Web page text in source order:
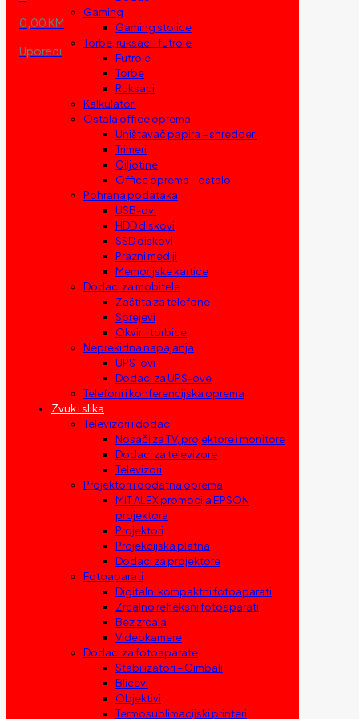
0,00 KM
Uporedi
Gaming
Gaming stolice
Torbe, ruksaci i futrole
Futrole
Torbe
Ruksaci
Kalkulatori
Ostala office oprema
Uništavač papira – shredderi
Trimeri
Giljotine
Office oprema – ostalo
Pohrana podataka
USB-ovi
HDD diskovi
SSD diskovi
Prazni mediji
Memorijske kartice
Dodaci za mobitele
Zaštita za telefone
Sprejevi
Okviri i torbice
Neprekidna napajanja
UPS-ovi
Dodaci za UPS-ove
Telefoni i konferencijska oprema
Zvuk i slika
Televizori i dodaci
Nosači za TV, projektore i monitore
Dodaci za televizore
Televizori
Projektori i dodatna oprema
MIT ALEX promocija EPSON
projektora
Projektori
Projekcijska platna
Dodaci za projektore
Fotoaparati
Digitalni kompaktni fotoaparati
Zrcalno refleksni fotoaparati
Bez zrcala
Videokamere
Dodaci za fotoaparate
Stabilizatori – Gimbali
Blicevi
Objektivi
Termosublimacijski printeri